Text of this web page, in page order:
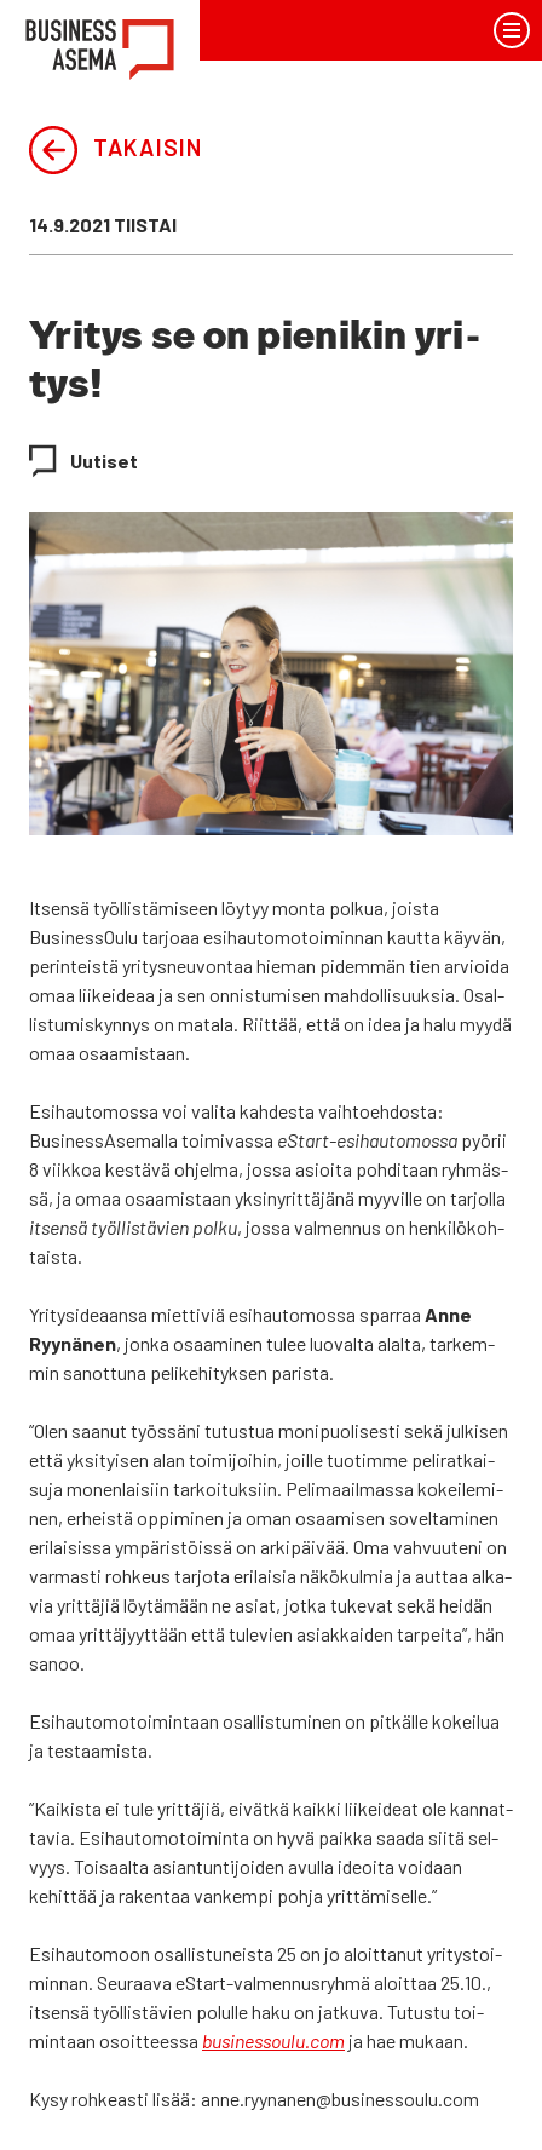
TAKAISIN
Julkaistu
14.9.2021 TIISTAI
Yri­tys se on pie­ni­kin yri­
tys!
Uutiset
Itsen­sä työl­lis­tä­mi­seen löy­tyy mon­ta pol­kua, jois­ta
Business­Oulu tar­jo­aa esi­hau­to­mo­toi­min­nan kaut­ta käy­vän,
perin­teis­tä yri­tys­neu­von­taa hie­man pidem­män tien arvioi­da
omaa lii­kei­de­aa ja sen onnis­tu­mi­sen mah­dol­li­suuk­sia. Osal­
lis­tu­mis­kyn­nys on mata­la. Riit­tää, että on idea ja halu myy­dä
omaa osaa­mis­taan.
Esi­hau­to­mos­sa voi vali­ta kah­des­ta vaih­toeh­dos­ta:
Business­Asemalla toi­mi­vas­sa eStart-esi­hau­to­mos­sa pyö­rii
8 viik­koa kes­tä­vä ohjel­ma, jos­sa asioi­ta poh­di­taan ryh­mäs­
sä, ja omaa osaa­mis­taan yksi­ny­rit­tä­jä­nä myy­vil­le on tar­jol­la
itsen­sä työl­lis­tä­vien pol­ku, jos­sa val­men­nus on hen­ki­lö­koh­
tais­ta.
Yri­ty­si­de­aan­sa miet­ti­viä esi­hau­to­mos­sa spar­raa Anne
Ryy­nä­nen, jon­ka osaa­mi­nen tulee luo­val­ta alal­ta, tar­kem­
min sanot­tu­na peli­ke­hi­tyk­sen paris­ta.
”Olen saa­nut työs­sä­ni tutus­tua moni­puo­li­ses­ti sekä jul­ki­sen
että yksi­tyi­sen alan toi­mi­joi­hin, joil­le tuo­tim­me peli­rat­kai­
su­ja monen­lai­siin tar­koi­tuk­siin. Peli­maa­il­mas­sa kokei­le­mi­
nen, erheis­tä oppi­mi­nen ja oman osaa­mi­sen sovel­ta­mi­nen
eri­lai­sis­sa ympä­ris­töis­sä on arki­päi­vää. Oma vah­vuu­te­ni on
var­mas­ti roh­keus tar­jo­ta eri­lai­sia näkö­kul­mia ja aut­taa alka­
via yrit­tä­jiä löy­tä­mään ne asiat, jot­ka tuke­vat sekä hei­dän
omaa yrit­tä­jyyt­tään että tule­vien asiak­kai­den tar­pei­ta”, hän
sanoo.
Esi­hau­to­mo­toi­min­taan osal­lis­tu­mi­nen on pit­käl­le kokei­lua
ja tes­taa­mis­ta.
”Kai­kis­ta ei tule yrit­tä­jiä, eivät­kä kaik­ki lii­kei­deat ole kan­nat­
ta­via. Esi­hau­to­mo­toi­min­ta on hyvä paik­ka saa­da sii­tä sel­
vyys. Toi­saal­ta asian­tun­ti­joi­den avul­la ideoi­ta voi­daan
kehit­tää ja raken­taa van­kem­pi poh­ja yrit­tä­mi­sel­le.”
Esi­hau­to­moon osal­lis­tu­neis­ta 25 on jo aloit­ta­nut yri­tys­toi­
min­nan. Seu­raa­va eStart-val­men­nus­ryh­mä aloit­taa 25.10.,
itsen­sä työl­lis­tä­vien polul­le haku on jat­ku­va. Tutus­tu toi­
min­taan osoit­tees­sa businessoulu.com ja hae mukaan.
Kysy roh­keas­ti lisää: anne.ryynanen@businessoulu.com